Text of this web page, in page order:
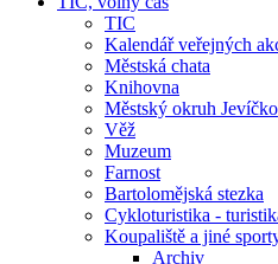
TIC
Kalendář veřejných
Městská chata
Knihovna
Městský okruh Jevíčko
Věž
Muzeum
Farnost
Bartolomějská stezka
Cykloturistika -
Koupaliště a jiné
Archiv